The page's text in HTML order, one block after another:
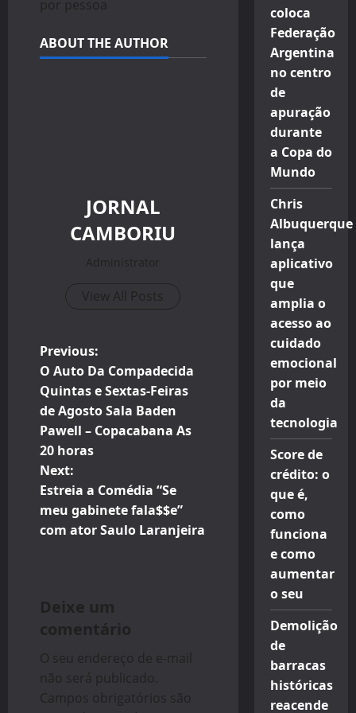
por pessoa
ABOUT THE AUTHOR
JORNAL
CAMBORIU
Administrator
View All Posts
P
o
s
t
n
a
g
a
t
Previous:
O Auto Da Compadecida
Quintas e Sextas-Feiras
de Agosto Sala Baden
Pawell – Copacabana As
20 horas
Next:
Estreia a Comédia “Se
meu gabinete fala$$e”
com ator Saulo Laranjeira
Deixe um
comentário
O seu endereço de e-mail
não será publicado.
Campos obrigatórios são
coloca
Federação
Argentina
no centro
de
apuração
durante
a Copa do
Mundo
Chris
Albuquerque
lança
aplicativo
que
amplia o
acesso ao
cuidado
emocional
por meio
da
tecnologia
Score de
crédito: o
que é,
como
funciona
e como
aumentar
o seu
Demolição
de
barracas
históricas
reacende